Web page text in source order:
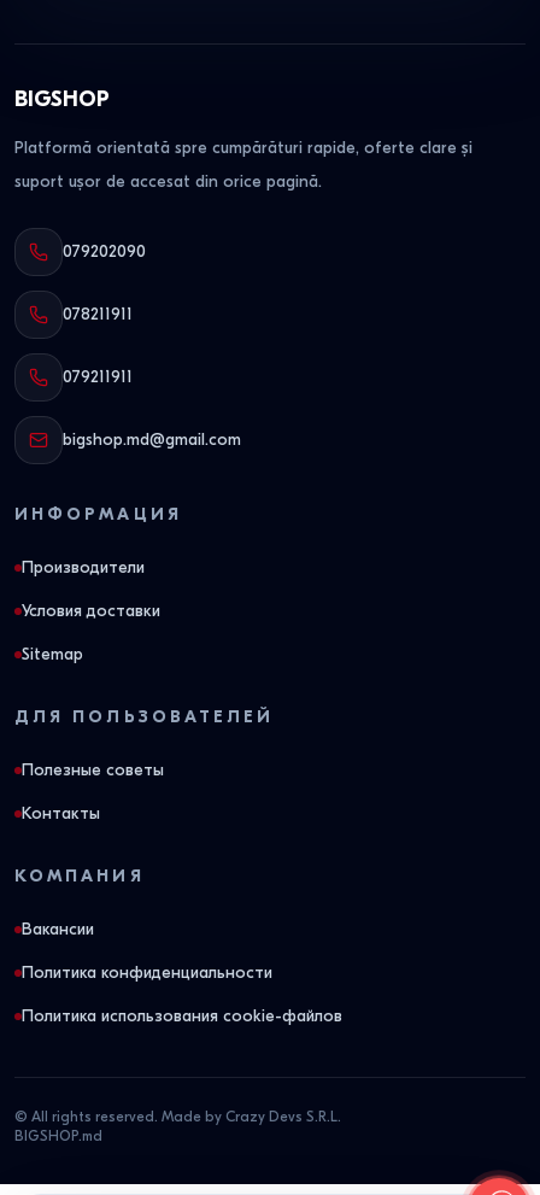
BIGSHOP
Platformă orientată spre cumpărături rapide, oferte clare și
suport ușor de accesat din orice pagină.
079202090
078211911
079211911
bigshop.md@gmail.com
ИНФОРМАЦИЯ
Производители
Условия доставки
Sitemap
ДЛЯ ПОЛЬЗОВАТЕЛЕЙ
Полезные советы
Контакты
КОМПАНИЯ
Вакансии
Политика конфиденциальности
Политика использования cookie-файлов
© All rights reserved. Made by Crazy Devs S.R.L.
BIGSHOP.md